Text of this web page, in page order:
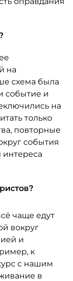
на
схема была
событие и
на
только
повторные
события
чаще едут
вокруг
и
к
с нашим
в